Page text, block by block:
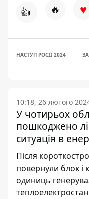
👍 🔥 ♥
НАСТУП РОСІЇ 2024
10:18, 26 лютого
У чотирьох
пошкоджено
ситуація в
Після
повернули блок і
одиниць